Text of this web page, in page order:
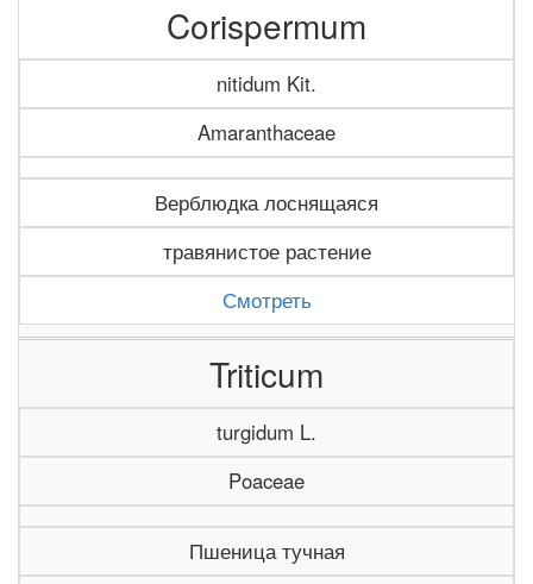
Corispermum
nitidum Kit.
Amaranthaceae
Верблюдка лоснящаяся
травянистое растение
Смотреть
Triticum
turgidum L.
Poaceae
Пшеница тучная